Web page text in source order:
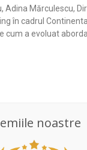
Adina Mărculescu,
în cadrul
cum a evoluat
noastre